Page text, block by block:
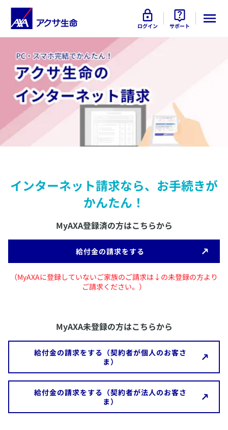
ログイン サポート
インターネット請求なら、お手続きが
かんたん！
MyAXA登録済の方はこちらから
​給付金の請求をする
（MyAXAに登録していないご家族のご請求は↓の未登録の方より
ご請求ください。）
MyAXA未登録の方はこちらから
​給付金の請求をする（契約者が個人のお客さ
ま）
​給付金の請求をする（契約者が法人のお客さ
ま）